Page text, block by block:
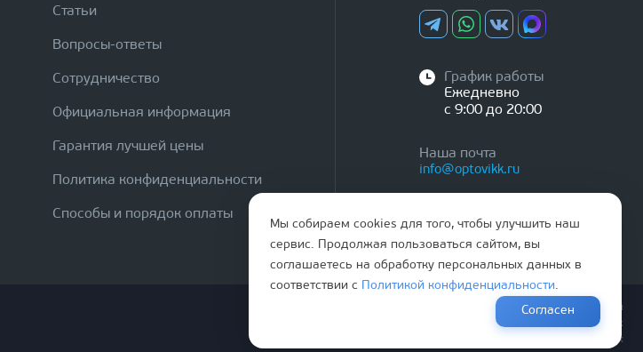
Статьи
Вопросы-ответы
Сотрудничество
Официальная информация
Гарантия лучшей цены
Политика конфиденциальности
Способы и порядок оплаты
График работы
Ежедневно
с 9:00 до 20:00
Наша почта
info@optovikk.ru
Правила эксплутации входных и межкомнатных дверей
Политика обработки персональных данных
Согласие на обработку персональных данных
Мы собираем cookies для того, чтобы улучшить наш
сервис. Продолжая пользоваться сайтом, вы
соглашаетесь на обработку персональных данных в
соответствии с
Политикой конфиденциальности.
Согласен